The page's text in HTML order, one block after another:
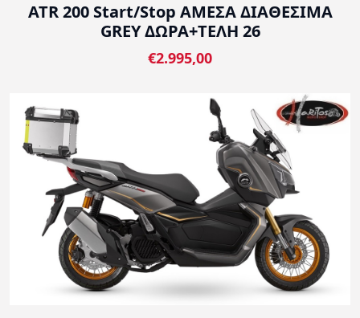
ATR 200 Start/Stop ΑΜΕΣΑ ΔΙΑΘΕΣΙΜΑ
GREY ΔΩΡΑ+ΤΕΛΗ 26
€2.995,00